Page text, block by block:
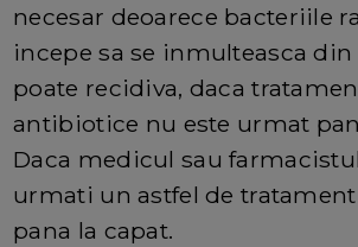
necesar deoarece bacteriile
incepe sa se inmulteasca
poate recidiva, daca
antibiotice nu este urmat
Daca medicul sau
urmati un astfel de
pana la capat.